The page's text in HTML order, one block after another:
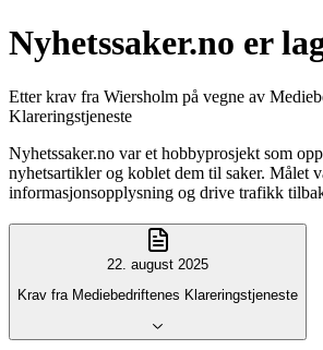
Nyhetssaker.no er
Etter krav fra Wiersholm på vegne av
Klareringstjeneste
Nyhetssaker.no var et hobbyprosjekt som
nyhetsartikler og koblet dem til saker. Målet
informasjonsopplysning og drive trafikk
22. august 2025
Krav fra Mediebedriftenes Klareringstjeneste